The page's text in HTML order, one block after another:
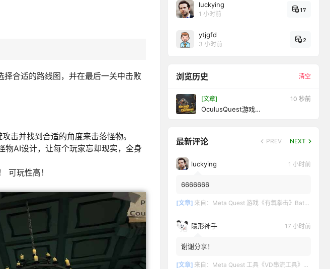
合适的路线图，并在最后一关中击败
击并找到合适的角度来击落怪物。
物AI设计，让每个玩家忘却现实，全身
可玩性高！
luckying
1 小时前
17
ytjgfd
3 小时前
2
浏览历史 清空
[文章] 12 秒前
OculusQuest游戏
最新评论 PREV NEXT
luckying 1 小时前
6666666
[文章] 来自： Meta Quest 游戏《有氧拳击》Battle Fit: VR Cardio Boxing
隱形神手 17 小时前
谢谢分享！
[文章] 来自： Meta Quest 工具《VD串流工具》Virtual Desktop 破解版